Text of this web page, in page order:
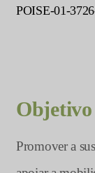
POISE-01-
Promover a